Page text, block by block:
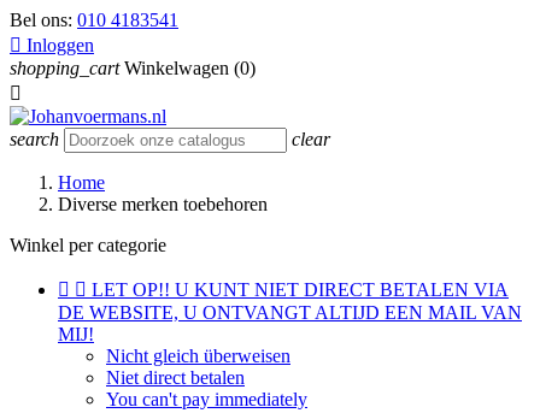
Bel ons: 010 4183541
 Inloggen
shopping_cart Winkelwagen (0)

search clear
Home
Diverse merken toebehoren
Winkel per categorie
  LET OP!! U KUNT NIET DIRECT BETALEN VIA
DE WEBSITE, U ONTVANGT ALTIJD EEN MAIL VAN
MIJ!
Nicht gleich überweisen
Niet direct betalen
You can't pay immediately